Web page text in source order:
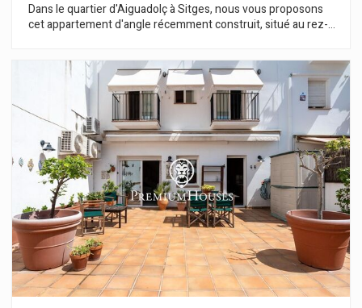
Dans le quartier d'Aiguadolç à Sitges, nous vous proposons
cet appartement d'angle récemment construit, situé au rez-
dispose d'un espace extérieur avec un grand jardin et un
jacuzzi. Une place de parking est également disponible. La
propriété comprend une pièce à vivre avec un spacieux salon-
salle à manger et une cuisine séparée. Les deux pièces
donnent sur un grand jardin privé avec jacuzzi. Cet espace a
été rénové avec goût pour en profiter toute l'année. Une
buanderie complète l'espace de vie. L'espace nuit comprend
une suite, une chambre double et une chambre simple. Une
salle de bain complète dessert cet étage. Le quartier
d'Aiguadolç à Sitges est réputé pour sa tranquillité. C'est un
quartier avec de nombreux restaurants dans le quartier du
port de plaisance et un emplacement idéal par rapport à la
plage. Tout cela sans compromettre les bonnes connexions
avec la route côtière, l'autoroute C-32 en direction de
Barcelone et de l'aéroport.